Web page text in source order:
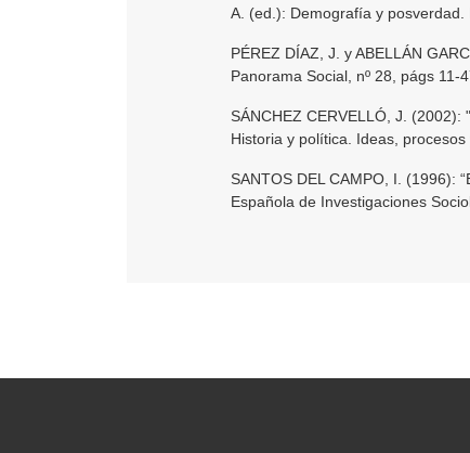
A. (ed.): Demografía y posverdad.
PÉREZ DÍAZ, J. y ABELLÁN
Panorama Social, nº 28, págs 11-
SÁNCHEZ CERVELLÓ, J.
Historia y política. Ideas,
SANTOS DEL CAMPO, I. (1996):
Española de Investigaciones